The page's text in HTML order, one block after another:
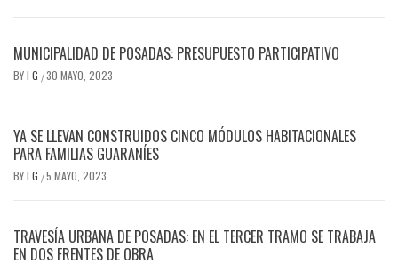
MUNICIPALIDAD DE POSADAS: PRESUPUESTO PARTICIPATIVO
BYI G /30 MAYO, 2023
YA SE LLEVAN CONSTRUIDOS CINCO MÓDULOS HABITACIONALES
PARA FAMILIAS GUARANÍES
BYI G /5 MAYO, 2023
TRAVESÍA URBANA DE POSADAS: EN EL TERCER TRAMO SE TRABAJA
EN DOS FRENTES DE OBRA